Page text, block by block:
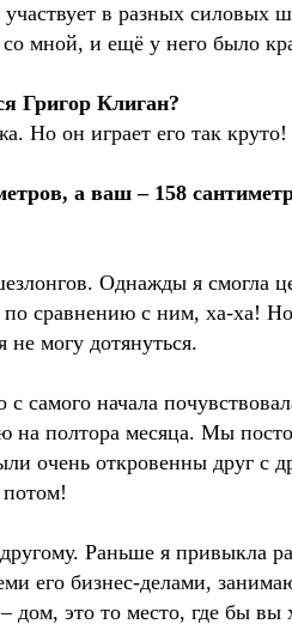
в разных силовых
мной, и ещё у него было
Григор Клиган?
Но он играет его так
а ваш – 158
Однажды я смогла
по сравнению с ним, ха-ха!
могу дотянуться.
начала
на полтора месяца. Мы
очень откровенны друг с
Раньше я привыкла
его бизнес-делами,
дом, это то место, где бы